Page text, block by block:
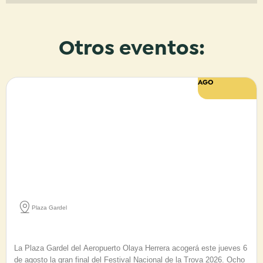
Otros eventos:
AGO
6
Plaza Gardel
La Plaza Gardel del Aeropuerto Olaya Herrera acogerá este jueves 6
de agosto la gran final del Festival Nacional de la Trova 2026. Ocho